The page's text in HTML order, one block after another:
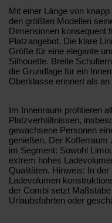
Mit einer Länge von
den größten Modellen
Dimensionen konsequent
Platzangebot. Die klare
Größe für eine elegante
Silhouette. Breite
die Grundlage für ein
Oberklasse erinnert als
Im Innenraum profitieren
Platzverhältnissen,
gewachsene Personen
genießen. Der
im Segment: Sowohl
extrem hohes
Qualitäten. Hinweis: In
Ladevolumen
der Combi setzt
Urlaubsfahrten oder